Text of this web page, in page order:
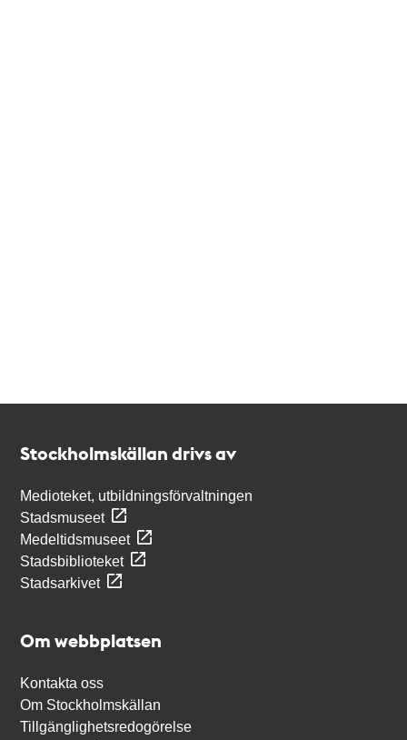
Stockholmskällan drivs av
Medioteket, utbildningsförvaltningen
Stadsmuseet
Medeltidsmuseet
Stadsbiblioteket
Stadsarkivet
Om webbplatsen
Kontakta oss
Om Stockholmskällan
Tillgänglighetsredogörelse